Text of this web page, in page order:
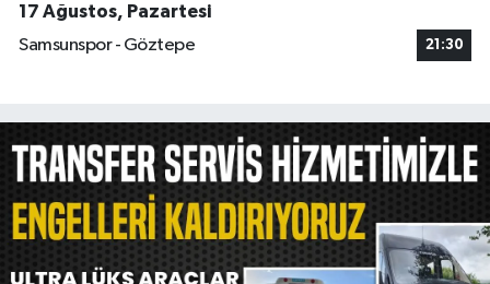
17 Ağustos, Pazartesi
Samsunspor - Göztepe
21:30